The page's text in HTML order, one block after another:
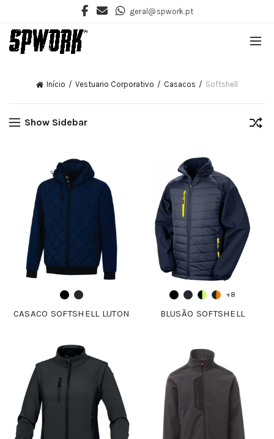
geral@spwork.pt
Início Vestuario Corporativo Casacos Softshell
Show Sidebar
CASACO SOFTSHELL LUTON
+8
BLUSÃO SOFTSHELL